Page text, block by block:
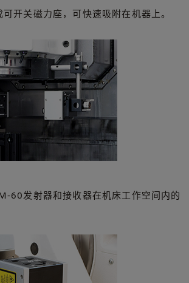
开关磁力座，可快速吸附在机器上。
60发射器和接收器在机床工作空间内的